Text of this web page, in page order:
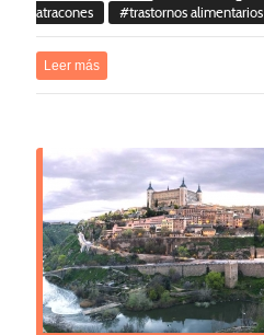
atracones
trastornos alimentarios
Leer más